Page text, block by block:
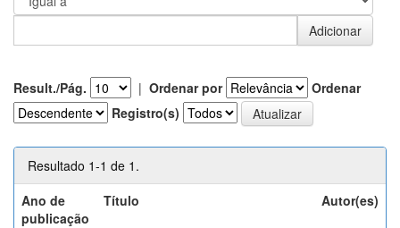
Result./Pág. | Ordenar por
Ordenar
Registro(s)
Resultado 1-1 de 1.
Ano de
publicação
Título Autor(es)